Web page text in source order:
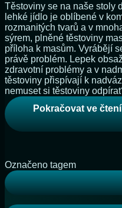
Těstoviny se na naše stoly
lehké jídlo je oblíbené v
rozmanitých tvarů a v
sýrem, plněné těstoviny
příloha k masům. Vyrábějí
právě problém. Lepek
zdravotní problémy a v
těstoviny přispívají k
nemuset si těstoviny
Pokračovat ve čtení
Označeno tagem